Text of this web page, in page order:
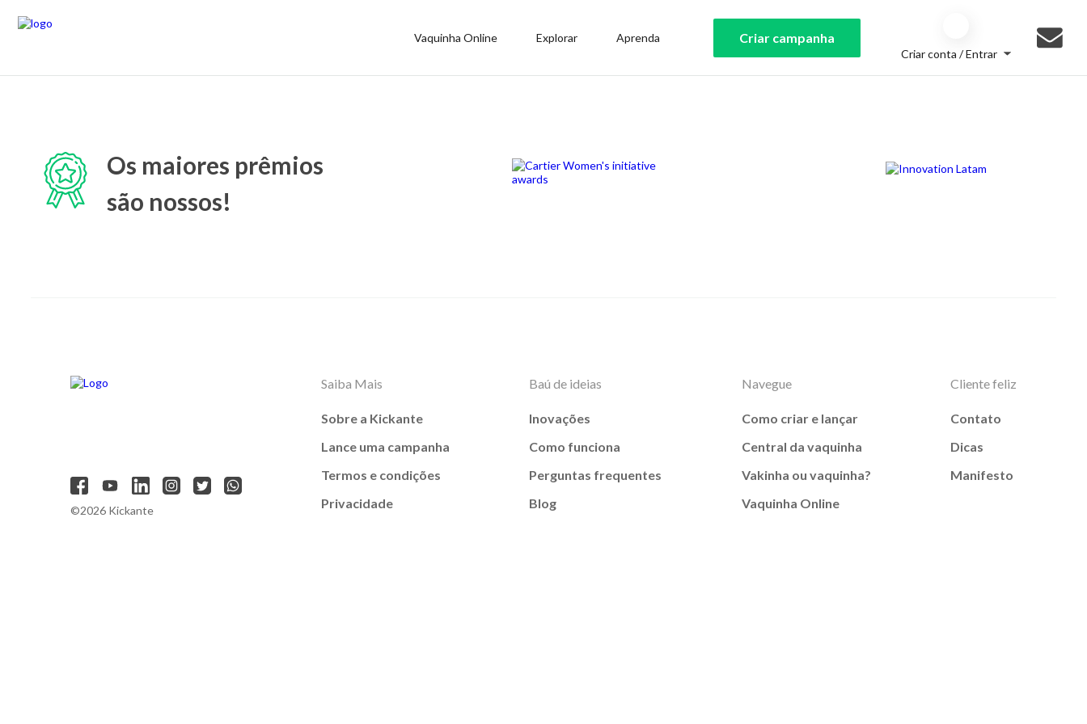
Vaquinha Online Explorar Aprenda Criar campanha
Criar conta / Entrar
Os maiores prêmios
são nossos!
©2026 Kickante
Saiba Mais
Sobre a Kickante
Lance uma campanha
Termos e condições
Privacidade
Baú de ideias
Inovações
Como funciona
Perguntas frequentes
Blog
Navegue
Como criar e lançar
Central da vaquinha
Vakinha ou vaquinha?
Vaquinha Online
Cliente feliz
Contato
Dicas
Manifesto